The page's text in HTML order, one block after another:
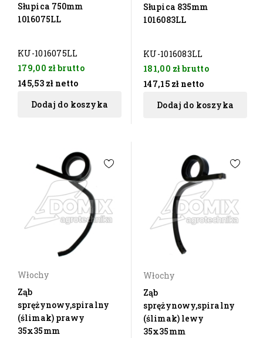
Słupica 750mm
1016075LL
KU-1016075LL
179,00 złbrutto
145,53 zł netto
Dodaj do koszyka
Słupica 835mm
1016083LL
KU-1016083LL
181,00 złbrutto
147,15 zł netto
Dodaj do koszyka
Włochy
Ząb
sprężynowy,spiralny
(ślimak) prawy
35x35mm
Włochy
Ząb
sprężynowy,spiralny
(ślimak) lewy
35x35mm